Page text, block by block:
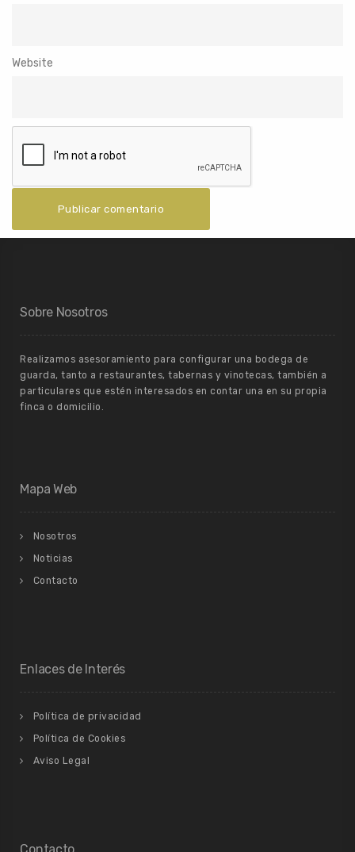
Website
Sobre Nosotros
Realizamos asesoramiento para configurar una bodega de
guarda, tanto a restaurantes, tabernas y vinotecas, también a
particulares que estén interesados en contar una en su propia
finca o domicilio.
Mapa Web
Nosotros
Noticias
Contacto
Enlaces de Interés
Política de privacidad
Política de Cookies
Aviso Legal